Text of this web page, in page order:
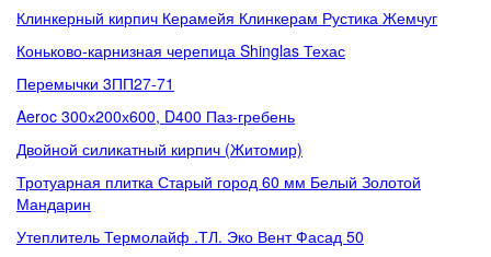
Клинкерный кирпич Керамейя Клинкерам Рустика Жемчуг
Коньково-карнизная черепица Shinglas Техас
Перемычки 3ПП27-71
Aeroc 300х200х600, D400 Паз-гребень
Двойной силикатный кирпич (Житомир)
Тротуарная плитка Старый город 60 мм Белый Золотой
Мандарин
Утеплитель Термолайф .ТЛ. Эко Вент Фасад 50